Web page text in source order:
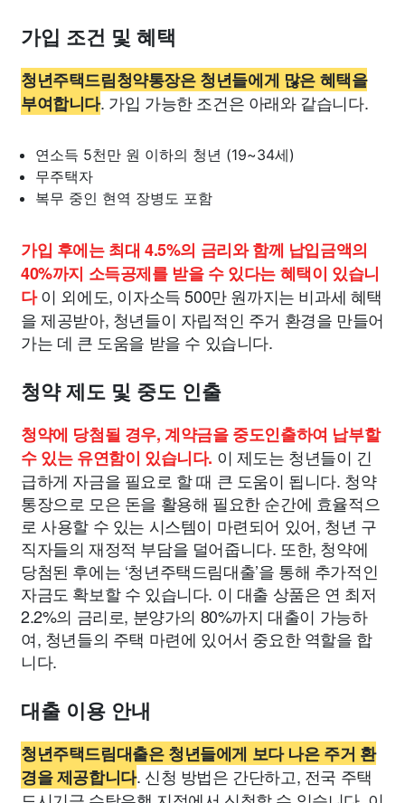
가입 조건 및 혜택
청년주택드림청약통장은 청년들에게 많은 혜택을
부여합니다. 가입 가능한 조건은 아래와 같습니다.
연소득 5천만 원 이하의 청년 (19~34세)
무주택자
복무 중인 현역 장병도 포함
가입 후에는 최대 4.5%의 금리와 함께 납입금액의
40%까지 소득공제를 받을 수 있다는 혜택이 있습니
다이 외에도, 이자소득 500만 원까지는 비과세 혜택
을 제공받아, 청년들이 자립적인 주거 환경을 만들어
가는 데 큰 도움을 받을 수 있습니다.
청약 제도 및 중도 인출
청약에 당첨될 경우, 계약금을 중도인출하여 납부할
수 있는 유연함이 있습니다. 이 제도는 청년들이 긴
급하게 자금을 필요로 할 때 큰 도움이 됩니다. 청약
통장으로 모은 돈을 활용해 필요한 순간에 효율적으
로 사용할 수 있는 시스템이 마련되어 있어, 청년 구
직자들의 재정적 부담을 덜어줍니다. 또한, 청약에
당첨된 후에는 ‘청년주택드림대출’을 통해 추가적인
자금도 확보할 수 있습니다. 이 대출 상품은 연 최저
2.2%의 금리로, 분양가의 80%까지 대출이 가능하
여, 청년들의 주택 마련에 있어서 중요한 역할을 합
니다.
대출 이용 안내
청년주택드림대출은 청년들에게 보다 나은 주거 환
경을 제공합니다. 신청 방법은 간단하고, 전국 주택